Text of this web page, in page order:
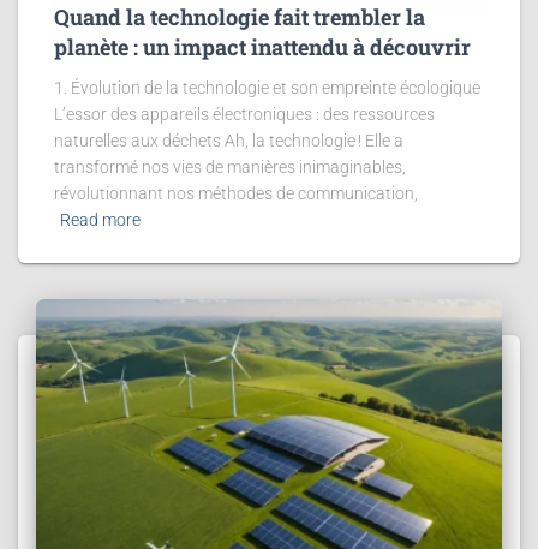
Quand la technologie fait trembler la
planète : un impact inattendu à découvrir
1. Évolution de la technologie et son empreinte écologique
L’essor des appareils électroniques : des ressources
naturelles aux déchets Ah, la technologie ! Elle a
transformé nos vies de manières inimaginables,
révolutionnant nos méthodes de communication,
Read more